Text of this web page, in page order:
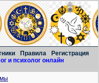
Правила
Регистрация
и психолог онлайн